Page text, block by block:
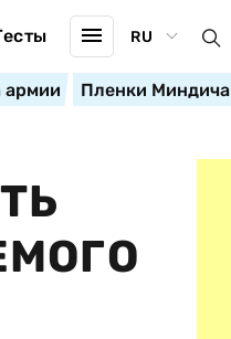
RU
армии Пленки Миндича